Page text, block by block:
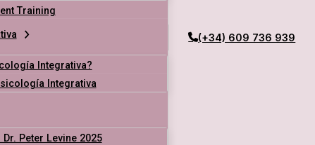
Training
Integrativa?
Integrativa
Peter Levine 2025
(+34) 609 736 939